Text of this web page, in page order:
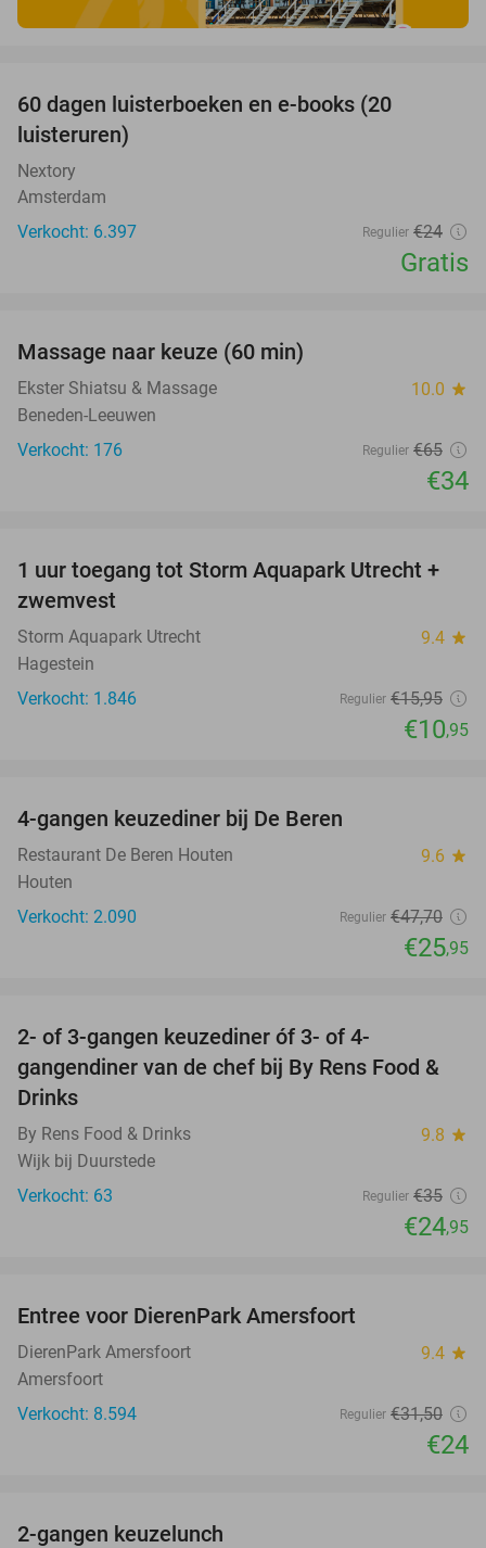
60 dagen luisterboeken en e-books (20
luisteruren)
Nextory
Amsterdam
Verkocht: 6.397
Regulier €24
Gratis
Massage naar keuze (60 min)
Ekster Shiatsu & Massage 10.0 star
Beneden-Leeuwen
Verkocht: 176
Regulier €65
€34
31%
1 uur toegang tot Storm Aquapark Utrecht +
zwemvest
Storm Aquapark Utrecht 9.4 star
Hagestein
Verkocht: 1.846
Regulier €15,95
€10,95
4-gangen keuzediner bij De Beren
Restaurant De Beren Houten 9.6 star
Houten
Verkocht: 2.090
Regulier €47,70
€25,95
2- of 3-gangen keuzediner óf 3- of 4-
gangendiner van de chef bij By Rens Food &
Drinks
By Rens Food & Drinks 9.8 star
Wijk bij Duurstede
Verkocht: 63
Regulier €35
€24,95
Entree voor DierenPark Amersfoort
DierenPark Amersfoort 9.4 star
Amersfoort
Verkocht: 8.594
Regulier €31,50
€24
2-gangen keuzelunch